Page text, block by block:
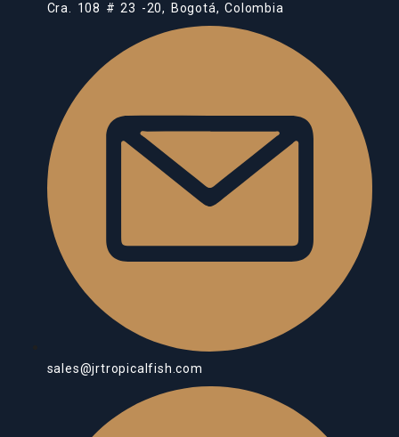
Cra. 108 # 23 -20, Bogotá, Colombia
sales@jrtropicalfish.com